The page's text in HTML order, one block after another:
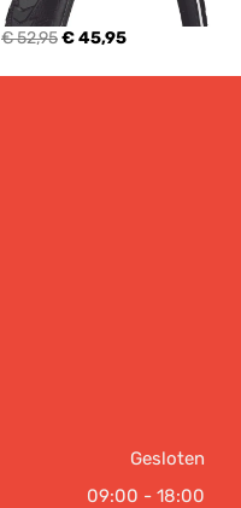
€ 52,95€ 45,95
Gesloten
09:00 - 18:00